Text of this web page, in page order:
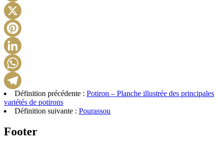
Telegram
Définition précédente : Potiron – Planche illustrée des principales
variétés de potirons
Définition suivante : Pourassou
Footer